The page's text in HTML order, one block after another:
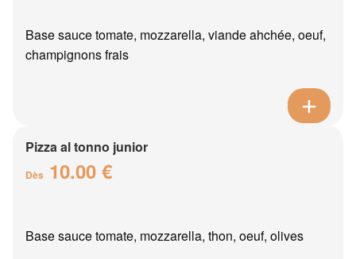
Base sauce tomate, mozzarella, viande ahchée, oeuf,
champignons frais
Pizza al tonno junior
Dès 10.00 €
Base sauce tomate, mozzarella, thon, oeuf, olives